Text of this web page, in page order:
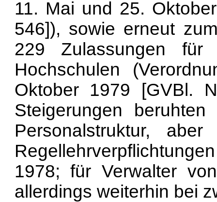
11. Mai und 25.
546]), sowie erneut
229 Zulassungen für
Hochschulen
Oktober 1979 [GVBl.
Steigerungen
Personalstruktur,
1978; für Verwalter
allerdings weiterhin bei